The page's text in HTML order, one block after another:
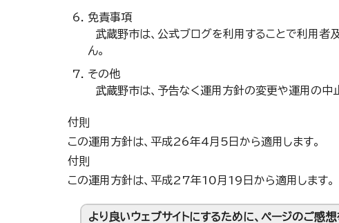
免責事項
武蔵野市は、公式ブログを利用することで利用者
ん。
その他
武蔵野市は、予告なく運用方針の変更や運用の中
付則
この運用方針は、平成26年4月5日から適用します。
付則
この運用方針は、平成27年10月19日から適用します。
より良いウェブサイトにするために、ページのご感